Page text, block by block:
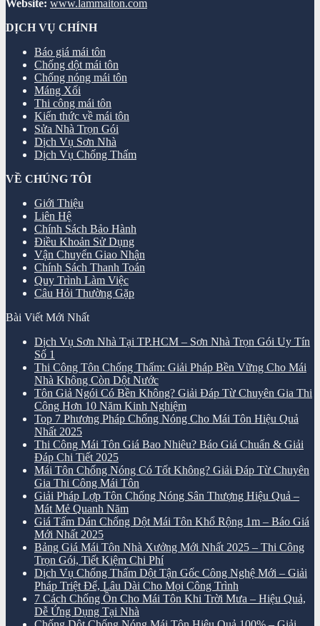
Website: www.lammaiton.com
DỊCH VỤ CHÍNH
Báo giá mái tôn
Chống dột mái tôn
Chống nóng mái tôn
Máng Xối
Thi công mái tôn
Kiến thức về mái tôn
Sửa Nhà Trọn Gói
Dịch Vụ Sơn Nhà
Dịch Vụ Chống Thấm
VỀ CHÚNG TÔI
Giới Thiệu
Liên Hệ
Chính Sách Bảo Hành
Điều Khoản Sử Dụng
Vận Chuyển Giao Nhận
Chính Sách Thanh Toán
Quy Trình Làm Việc
Câu Hỏi Thường Gặp
Bài Viết Mới Nhất
Dịch Vụ Sơn Nhà Tại TP.HCM – Sơn Nhà Trọn Gói Uy Tín
Số 1
Thi Công Tôn Chống Thấm: Giải Pháp Bền Vững Cho Mái
Nhà Không Còn Dột Nước
Tôn Giả Ngói Có Bền Không? Giải Đáp Từ Chuyên Gia Thi
Công Hơn 10 Năm Kinh Nghiệm
Top 7 Phương Pháp Chống Nóng Cho Mái Tôn Hiệu Quả
Nhất 2025
Thi Công Mái Tôn Giá Bao Nhiêu? Báo Giá Chuẩn & Giải
Đáp Chi Tiết 2025
Mái Tôn Chống Nóng Có Tốt Không? Giải Đáp Từ Chuyên
Gia Thi Công Mái Tôn
Giải Pháp Lợp Tôn Chống Nóng Sân Thượng Hiệu Quả –
Mát Mẻ Quanh Năm
Giá Tấm Dán Chống Dột Mái Tôn Khổ Rộng 1m – Báo Giá
Mới Nhất 2025
Bảng Giá Mái Tôn Nhà Xưởng Mới Nhất 2025 – Thi Công
Trọn Gói, Tiết Kiệm Chi Phí
Dịch Vụ Chống Thấm Dột Tận Gốc Công Nghệ Mới – Giải
Pháp Triệt Để, Lâu Dài Cho Mọi Công Trình
7 Cách Chống Ồn Cho Mái Tôn Khi Trời Mưa – Hiệu Quả,
Dễ Ứng Dụng Tại Nhà